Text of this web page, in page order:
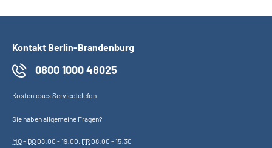
Kontakt Berlin-Brandenburg
0800 1000 48025
Kostenloses Servicetelefon
Sie haben allgemeine Fragen?
MO- DO08:00 - 19:00, FR08:00 - 15:30